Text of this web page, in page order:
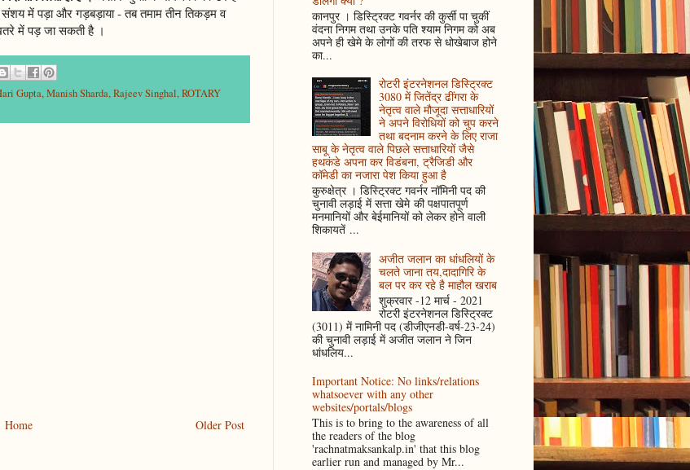
संशय में पड़ा और गड़बड़ाया - तब तमाम तीन तिकड़म व
में पड़ जा सकती है ।
Gupta,Manish Sharda,Rajeev Singhal,ROTARY
Older Post
Home
कानपुर । डिस्ट्रिक्ट गवर्नर की कुर्सी पा चुकीं
वंदना निगम तथा उनके पति श्याम निगम को अब
अपने ही खेमे के लोगों की तरफ से धोखेबाज होने
का...
रोटरी इंटरनेशनल डिस्ट्रिक्ट
3080 में जितेंद्र ढींगरा के
नेतृत्व वाले मौजूदा सत्ताधारियों
ने अपने विरोधियों को चुप करने
तथा बदनाम करने के लिए राजा
साबू के नेतृत्व वाले पिछले सत्ताधारियों जैसे
हथकंडे अपना कर विडंबना, ट्रैजिडी और
कॉमेडी का नजारा पेश किया हुआ है
कुरुक्षेत्र । डिस्ट्रिक्ट गवर्नर नॉमिनी पद की
चुनावी लड़ाई में सत्ता खेमे की पक्षपातपूर्ण
मनमानियों और बेईमानियों को लेकर होने वाली
शिकायतें ...
अजीत जलान का धांधलियों के
चलते जाना तय,दादागिरि के
बल पर कर रहे है माहौल खराब
शुक्रवार -12 मार्च - 2021
रोटरी इंटरनेशनल डिस्ट्रिक्ट
(3011) में नामिनी पद (डीजीएनडी-वर्ष-23-24)
की चुनावी लड़ाई में अजीत जलान ने जिन
धांधलिय...
Important Notice: No links/relations
whatsoever with any other
websites/portals/blogs
This is to bring to the awareness of all
the readers of the blog
'rachnatmaksankalp.in' that this blog
earlier run and managed by Mr...